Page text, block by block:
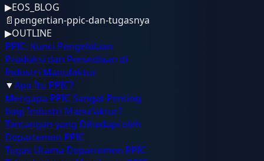
▶EOS_BLOG
📄 pengertian-ppic-dan-tugasnya
▶OUTLINE
PPIC: Kunci Pengelolaan
Produksi dan Persediaan di
Industri Manufaktur
▼Apa Itu PPIC?
Mengapa PPIC Sangat Penting
bagi Industri Manufaktur?
Tantangan yang Dihadapi oleh
Departemen PPIC
Tugas Utama Departemen PPIC